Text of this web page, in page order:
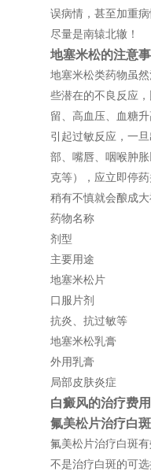
误病情，甚至加重
尽量是南辕北辙！
地塞米松的注意
地塞米松类药物虽
些潜在的不良反应
留、高血压、血糖
引起过敏反应，一
部、嘴唇、咽喉肿
克等），应立即停
稍有不慎就会酿成大
药物名称
剂型
主要用途
地塞米松片
口服片剂
抗炎、抗过敏等
地塞米松乳膏
外用乳膏
局部皮肤炎症
白癜风的治疗费
氟美松片治疗白
氟美松片治疗白斑
不是治疗白斑的可